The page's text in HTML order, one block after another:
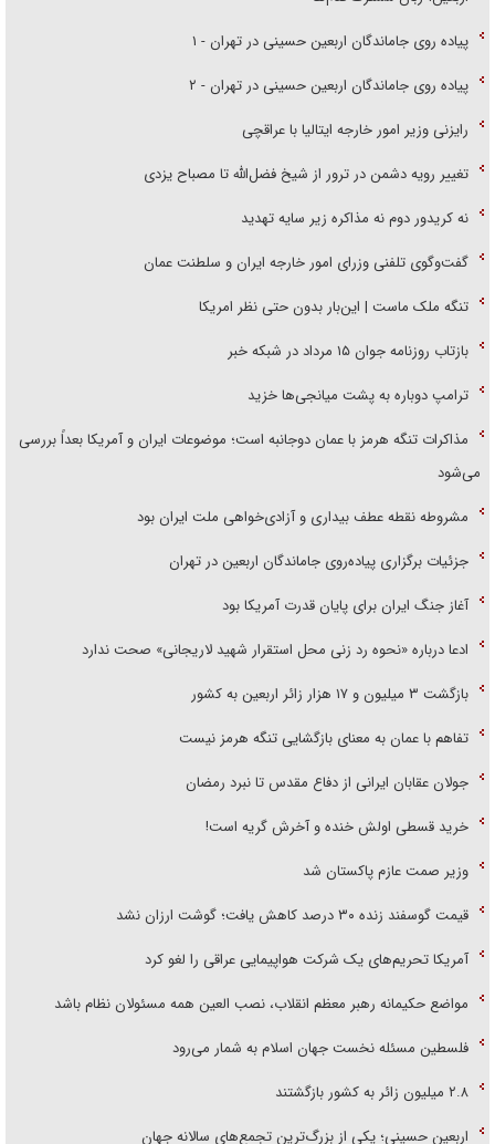
پیاده روی جاماندگان اربعین حسینی در تهران - ۱
پیاده روی جاماندگان اربعین حسینی در تهران - ۲
رایزنی وزیر امور خارجه ایتالیا با عراقچی
تغییر رویه دشمن در ترور از شیخ فضل‌الله تا مصباح یزدی
نه کریدور دوم نه مذاکره زیر سایه تهدید
گفت‌وگوی تلفنی وزرای امور خارجه ایران و سلطنت عمان
تنگه ملک ماست | این‌بار بدون حتی نظر امریکا
بازتاب روزنامه جوان ۱۵ مرداد در شبکه خبر
ترامپ دوباره به پشت میانجی‌ها خزید
مذاکرات تنگه هرمز با عمان دوجانبه است؛ موضوعات ایران و آمریکا بعداً بررسی
می‌شود
مشروطه نقطه عطف بیداری و آزادی‌خواهی ملت ایران بود
جزئیات برگزاری پیاده‌روی جاماندگان اربعین در تهران
آغاز جنگ ایران برای پایان قدرت آمریکا بود
ادعا درباره «نحوه رد زنی محل استقرار شهید لاریجانی» صحت ندارد
بازگشت ۳ میلیون و ۱۷ هزار زائر اربعین به کشور
تفاهم با عمان به معنای بازگشایی تنگه هرمز نیست
جولان عقابان ایرانی از دفاع مقدس تا نبرد رمضان
خرید قسطی اولش خنده و آخرش گریه است!
وزیر صمت عازم پاکستان شد
قیمت گوسفند زنده ۳۰ درصد کاهش یافت؛ گوشت ارزان نشد
آمریکا تحریم‌های یک شرکت هواپیمایی عراقی را لغو کرد
مواضع حکیمانه رهبر معظم انقلاب، نصب العین همه مسئولان نظام باشد
فلسطین مسئله نخست جهان اسلام به شمار می‌رود
۲.۸ میلیون زائر به کشور بازگشتند
اربعین حسینی؛ یکی از بزرگ‌ترین تجمع‌های سالانه جهان